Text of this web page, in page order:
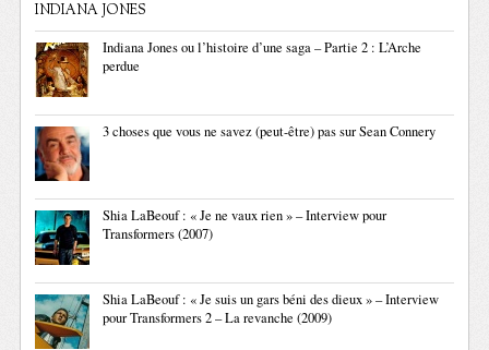
INDIANA JONES
Indiana Jones ou l’histoire d’une saga – Partie 2 : L’Arche
perdue
3 choses que vous ne savez (peut-être) pas sur Sean Connery
Shia LaBeouf : « Je ne vaux rien » – Interview pour
Transformers (2007)
Shia LaBeouf : « Je suis un gars béni des dieux » – Interview
pour Transformers 2 – La revanche (2009)